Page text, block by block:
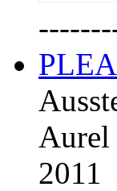
Aurel
2011